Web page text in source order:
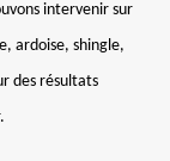
intervenir sur
ardoise, shingle,
des résultats